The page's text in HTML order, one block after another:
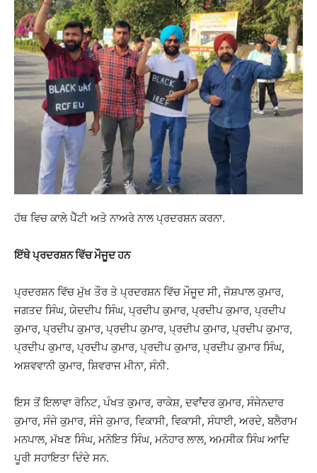
ਹੱਥ ਵਿਚ ਕਾਲੇ ਪੈੱਟੀ ਅਤੇ ਨਾਅਰੇ ਨਾਲ ਪ੍ਰਦਰਸ਼ਨ ਕਰਨਾ.
ਇੱਥੇ ਪ੍ਰਦਰਸ਼ਨ ਵਿੱਚ ਮੌਜੂਦ ਹਨ
ਪ੍ਰਦਰਸ਼ਨ ਵਿੱਚ ਮੁੱਖ ਤੌਰ ਤੇ ਪ੍ਰਦਰਸ਼ਨ ਵਿੱਚ ਮੌਜੂਦ ਸੀ, ਜੋਸ਼ਪਾਲ ਕੁਮਾਰ,
ਜਗਤਦ ਸਿੰਘ, ਯੇਦਦੀਪ ਸਿੰਘ, ਪ੍ਰਦੀਪ ਕੁਮਾਰ, ਪ੍ਰਦੀਪ ਕੁਮਾਰ, ਪ੍ਰਦੀਪ
ਕੁਮਾਰ, ਪ੍ਰਦੀਪ ਕੁਮਾਰ, ਪ੍ਰਦੀਪ ਕੁਮਾਰ, ਪ੍ਰਦੀਪ ਕੁਮਾਰ, ਪ੍ਰਦੀਪ ਕੁਮਾਰ,
ਪ੍ਰਦੀਪ ਕੁਮਾਰ, ਪ੍ਰਦੀਪ ਕੁਮਾਰ, ਪ੍ਰਦੀਪ ਕੁਮਾਰ, ਪ੍ਰਦੀਪ ਕੁਮਾਰ ਸਿੰਘ,
ਅਸ਼ਵਵਾਨੀ ਕੁਮਾਰ, ਸ਼ਿਵਰਾਜ ਮੀਨਾ, ਸੰਨੀ.
ਇਸ ਤੋਂ ਇਲਾਵਾ ਰੋਨਿਟ, ਪੰਖਤ ਕੁਮਾਰ, ਰਾਕੇਸ਼, ਦਵਾਂਂਦਰ ਕੁਮਾਰ, ਸੰਜੇਨਦਾਰ
ਕੁਮਾਰ, ਸੰਜੇ ਕੁਮਾਰ, ਸੰਜੇ ਕੁਮਾਰ, ਵਿਕਾਸੀ, ਵਿਕਾਸੀ, ਸੰਧਾਈ, ਅਰਦੇ, ਬਲੈਰਾਮ
ਮਨਪਾਲ, ਮੱਖਣ ਸਿੰਘ, ਮਨੋਇਤ ਸਿੰਘ, ਮਨੋਹਾਰ ਲਾਲ, ਅਮਸੀਕ ਸਿੰਘ ਆਦਿ
ਪੂਰੀ ਸਹਾਇਤਾ ਦਿੰਦੇ ਸਨ.